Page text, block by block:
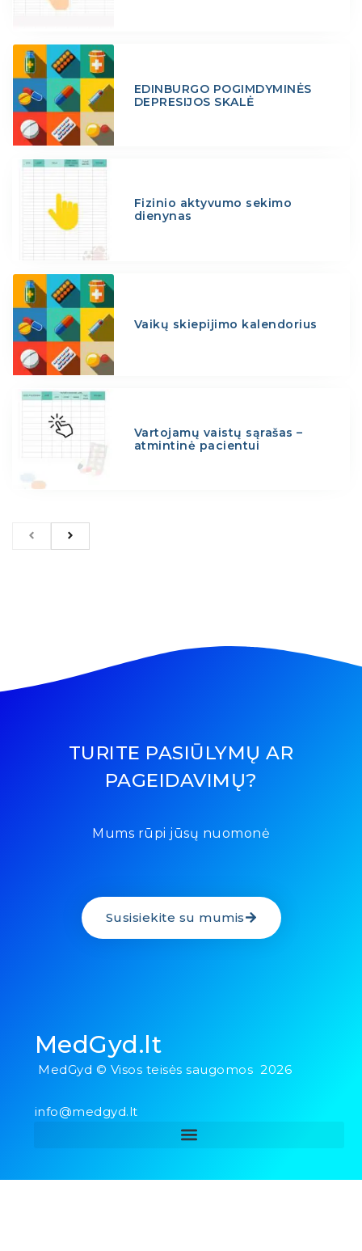
EDINBURGO POGIMDYMINĖS
DEPRESIJOS SKALĖ
Fizinio aktyvumo sekimo
dienynas
Vaikų skiepijimo kalendorius
Vartojamų vaistų sąrašas –
atmintinė pacientui
TURITE PASIŪLYMŲ AR
PAGEIDAVIMŲ?
Mums rūpi jūsų nuomonė
Susisiekite su mumis
MedGyd.lt
MedGyd © Visos teisės saugomos 2026
info@medgyd.lt